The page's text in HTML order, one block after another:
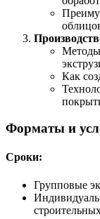
Методы
Как
Форматы и
Сроки:
Групповые